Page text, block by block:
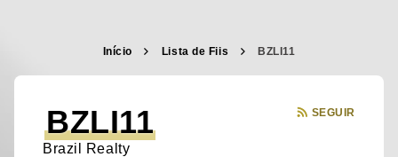
Início Lista de Fiis BZLI11
BZLI11
Brazil Realty
SEGUIR